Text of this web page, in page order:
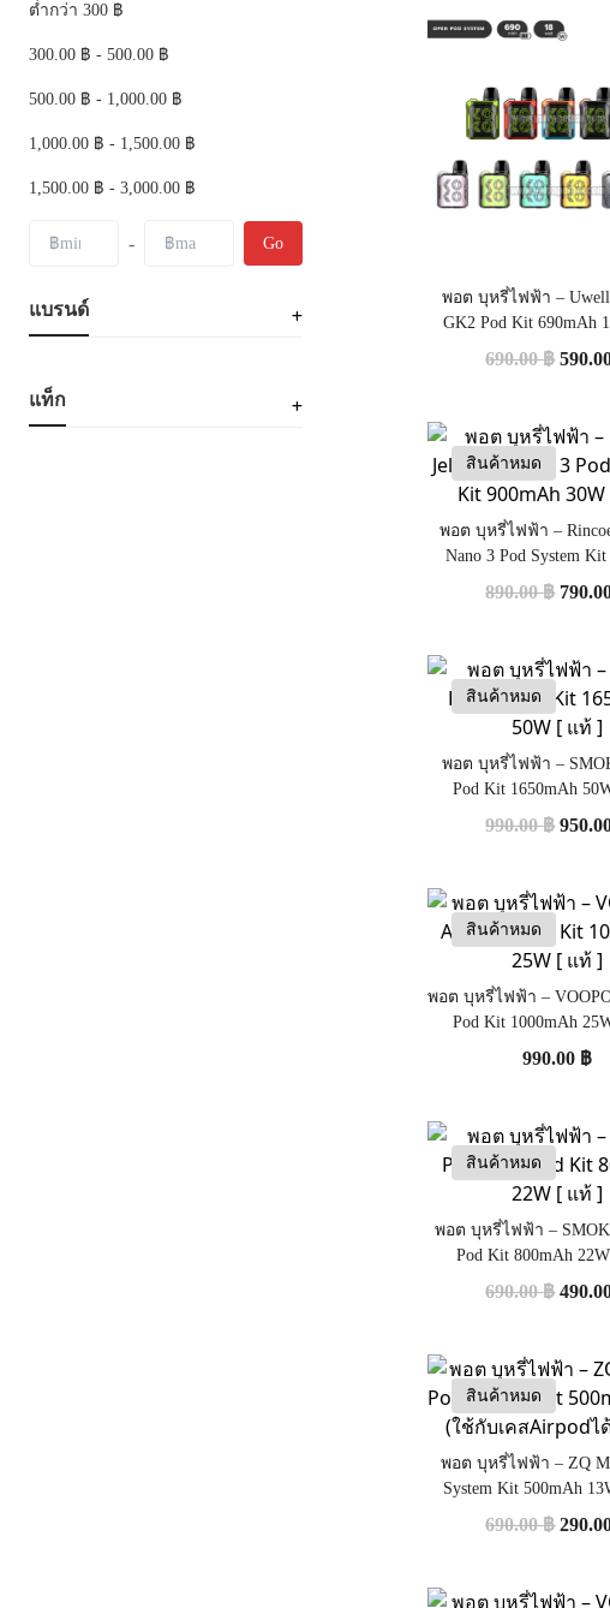
ต่ำกว่า 300 ฿
300.00 ฿ - 500.00 ฿
500.00 ฿ - 1,000.00 ฿
1,000.00 ฿ - 1,500.00 ฿
1,500.00 ฿ - 3,000.00 ฿
- Go
แบรนด์
แท็ก
พอต บุหรี่ไฟฟ้า – Uwell
GK2 Pod Kit 690mAh
690.00฿
สินค้าหมด
พอต บุหรี่ไฟฟ้า –
Nano 3 Pod System
30W [ แท้ ]
890.00฿
สินค้าหมด
พอต บุหรี่ไฟฟ้า –
Pod Kit 1650mAh
990.00฿
สินค้าหมด
พอต บุหรี่ไฟฟ้า –
Pod Kit 1000mAh
990.00 ฿
สินค้าหมด
พอต บุหรี่ไฟฟ้า – SMOK
Pod Kit 800mAh
690.00฿
สินค้าหมด
พอต บุหรี่ไฟฟ้า – ZQ
System Kit 500mAh
เคสAirpodได้) [
690.00฿